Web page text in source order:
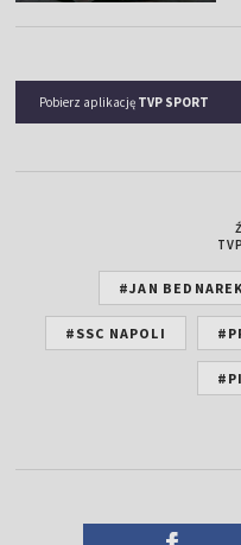
Pobierz aplikację TVP SPORT
#JAN BEDNAREK
#SSC NAPOLI